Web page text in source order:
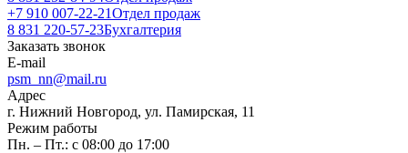
+7 910 007-22-21Отдел продаж
8 831 220-57-23Бухгалтерия
Заказать звонок
E-mail
psm_nn@mail.ru
Адрес
г. Нижний Новгород, ул. Памирская, 11
Режим работы
Пн. – Пт.: с 08:00 до 17:00